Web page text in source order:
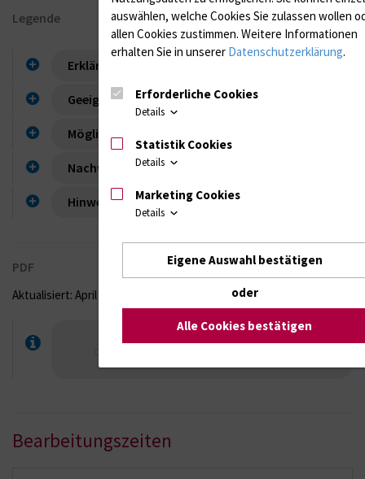
Legende
Erklärung Symbole Wochentage
Geeignete Materialien
Mögliche Materialien
Nachweisart
Hinweis Versand
PDF
Aktualisiert: April 2026
Bearbeitungszeiten
auswählen, welche Cookies Sie zulassen wollen
allen Cookies zustimmen. Weitere Informationen
erhalten Sie in unserer Datenschutzerklärung.
Erforderliche Cookies
Details
Statistik Cookies
Details
Marketing Cookies
Details
Eigene Auswahl bestätigen
oder
Alle Cookies bestätigen